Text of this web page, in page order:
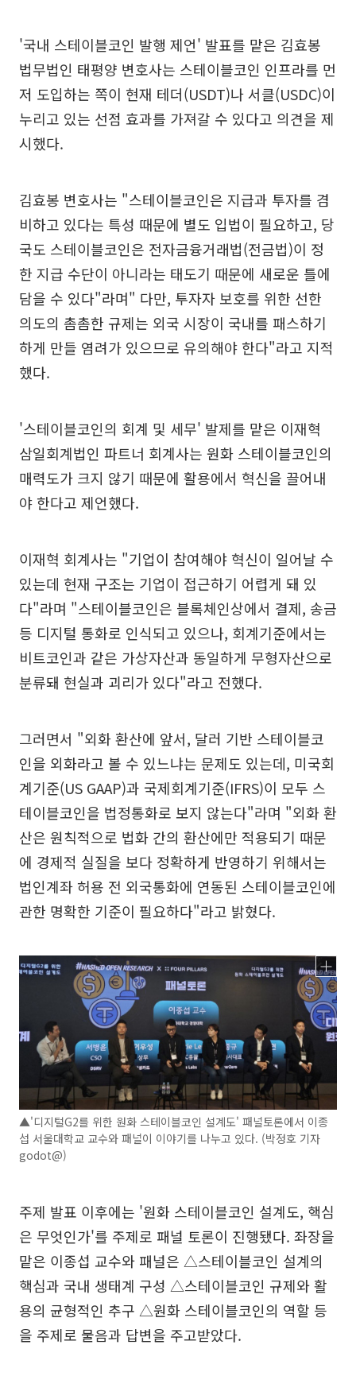
'국내 스테이블코인 발행 제언' 발표를 맡은 김효봉
법무법인 태평양 변호사는 스테이블코인 인프라를 먼
저 도입하는 쪽이 현재 테더(USDT)나 서클(USDC)이
누리고 있는 선점 효과를 가져갈 수 있다고 의견을 제
시했다.
김효봉 변호사는 "스테이블코인은 지급과 투자를 겸
비하고 있다는 특성 때문에 별도 입법이 필요하고, 당
국도 스테이블코인은 전자금융거래법(전금법)이 정
한 지급 수단이 아니라는 태도기 때문에 새로운 틀에
담을 수 있다"라며" 다만, 투자자 보호를 위한 선한
의도의 촘촘한 규제는 외국 시장이 국내를 패스하기
하게 만들 염려가 있으므로 유의해야 한다"라고 지적
했다.
'스테이블코인의 회계 및 세무' 발제를 맡은 이재혁
삼일회계법인 파트너 회계사는 원화 스테이블코인의
매력도가 크지 않기 때문에 활용에서 혁신을 끌어내
야 한다고 제언했다.
이재혁 회계사는 "기업이 참여해야 혁신이 일어날 수
있는데 현재 구조는 기업이 접근하기 어렵게 돼 있
다"라며 "스테이블코인은 블록체인상에서 결제, 송금
등 디지털 통화로 인식되고 있으나, 회계기준에서는
비트코인과 같은 가상자산과 동일하게 무형자산으로
분류돼 현실과 괴리가 있다"라고 전했다.
그러면서 "외화 환산에 앞서, 달러 기반 스테이블코
인을 외화라고 볼 수 있느냐는 문제도 있는데, 미국회
계기준(US GAAP)과 국제회계기준(IFRS)이 모두 스
테이블코인을 법정통화로 보지 않는다"라며 "외화 환
산은 원칙적으로 법화 간의 환산에만 적용되기 때문
에 경제적 실질을 보다 정확하게 반영하기 위해서는
법인계좌 허용 전 외국통화에 연동된 스테이블코인에
관한 명확한 기준이 필요하다"라고 밝혔다.
▲'디지털G2를 위한 원화 스테이블코인 설계도' 패널토론에서 이종
섭 서울대학교 교수와 패널이 이야기를 나누고 있다. (박정호 기자
godot@)
주제 발표 이후에는 '원화 스테이블코인 설계도, 핵심
은 무엇인가'를 주제로 패널 토론이 진행됐다. 좌장을
맡은 이종섭 교수와 패널은 △스테이블코인 설계의
핵심과 국내 생태계 구성 △스테이블코인 규제와 활
용의 균형적인 추구 △원화 스테이블코인의 역할 등
을 주제로 물음과 답변을 주고받았다.